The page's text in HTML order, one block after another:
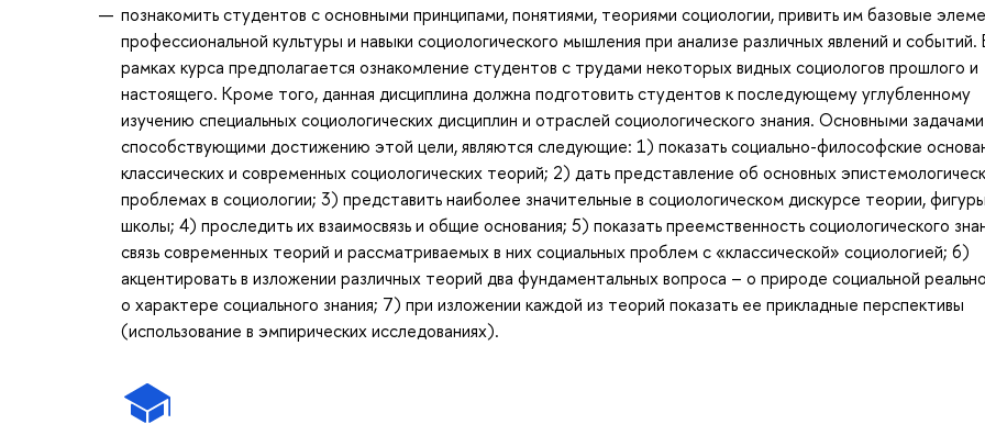
познакомить студентов с основными принципами, понятиями, теориями социологии, привить им базовые
профессиональной культуры и навыки социологического мышления при анализе различных явлений и событий.
рамках курса предполагается ознакомление студентов с трудами некоторых видных социологов прошлого и
настоящего. Кроме того, данная дисциплина должна подготовить студентов к последующему углубленному
изучению специальных социологических дисциплин и отраслей социологического знания. Основными
способствующими достижению этой цели, являются следующие: 1) показать социально-философские
классических и современных социологических теорий; 2) дать представление об основных
проблемах в социологии; 3) представить наиболее значительные в социологическом дискурсе теории,
школы; 4) проследить их взаимосвязь и общие основания; 5) показать преемственность социологического
связь современных теорий и рассматриваемых в них социальных проблем с «классической» социологией; 6)
акцентировать в изложении различных теорий два фундаментальных вопроса – о природе социальной
о характере социального знания; 7) при изложении каждой из теорий показать ее прикладные перспективы
(использование в эмпирических исследованиях).